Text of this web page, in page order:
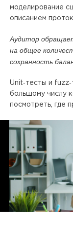
моделирование
описанием
Аудитор
на общее
сохранность
Unit‑тесты и
большому числу
посмотреть, где